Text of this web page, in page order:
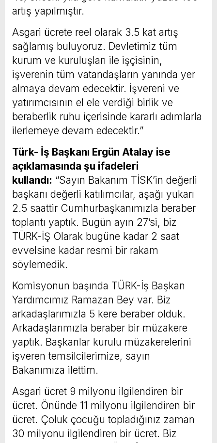
artış yapılmıştır.
Asgari ücrete reel olarak 3.5 kat artış
sağlamış buluyoruz. Devletimiz tüm
kurum ve kuruluşları ile işçisinin,
işverenin tüm vatandaşların yanında yer
almaya devam edecektir. İşvereni ve
yatırımcısının el ele verdiği birlik ve
beraberlik ruhu içerisinde kararlı adımlarla
ilerlemeye devam edecektir.”
Türk- İş Başkanı Ergün Atalay ise
açıklamasında şu ifadeleri
kullandı: “Sayın Bakanım TİSK’in değerli
başkanı değerli katılımcılar, aşağı yukarı
2.5 saattir Cumhurbaşkanımızla beraber
toplantı yaptık. Bugün ayın 27’si, biz
TÜRK-İŞ Olarak bugüne kadar 2 saat
evvelsine kadar resmi bir rakam
söylemedik.
Komisyonun başında TÜRK-İş Başkan
Yardımcımız Ramazan Bey var. Biz
arkadaşlarımızla 5 kere beraber olduk.
Arkadaşlarımızla beraber bir müzakere
yaptık. Başkanlar kurulu müzakerelerini
işveren temsilcilerimize, sayın
Bakanımıza ilettim.
Asgari ücret 9 milyonu ilgilendiren bir
ücret. Önünde 11 milyonu ilgilendiren bir
ücret. Çoluk çocuğu topladığınız zaman
30 milyonu ilgilendiren bir ücret. Biz